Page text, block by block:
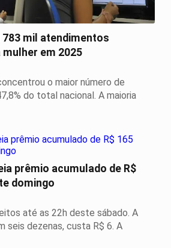
mil atendimentos
em 2025
o maior número de
do total nacional. A maioria
prêmio acumulado de R$
domingo
até as 22h deste sábado. A
seis dezenas, custa R$ 6. A